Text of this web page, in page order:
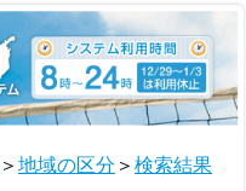
＞ 地域の区分 ＞ 検索結果